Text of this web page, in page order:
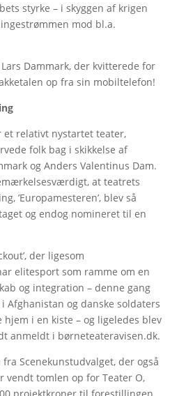
styrke – i skyggen af krigen
mod bl.a.
Dammark, der kvitterede for
op fra sin mobiltelefon!
et relativt nystartet teater,
folk bag i skikkelse af
og Anders Valentinus Dam.
at teatrets
’Europamesteren’, blev så
og endog nomineret til en
der ligesom
elitesport som ramme om en
og integration – denne gang
Afghanistan og danske soldaters
hjem i en kiste – og ligeledes blev
anmeldt i børneteateravisen.dk.
fra Scenekunstudvalget, der også
tomlen op for Teater O,